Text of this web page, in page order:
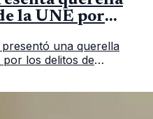
la UNE por
una querella
los delitos de